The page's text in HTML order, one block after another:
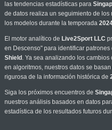
las tendencias estadísticas para
de datos realiza un seguimiento de
los modelos durante la temporada
El motor analítico de Live2Sport LLC
en Descenso" para identificar patrones
Shield . Ya sea analizando los
en algoritmos, nuestros datos se
rigurosa de la información histórica de
Siga los próximos encuentros de
nuestros análisis basados en datos
estadística de los resultados futuros